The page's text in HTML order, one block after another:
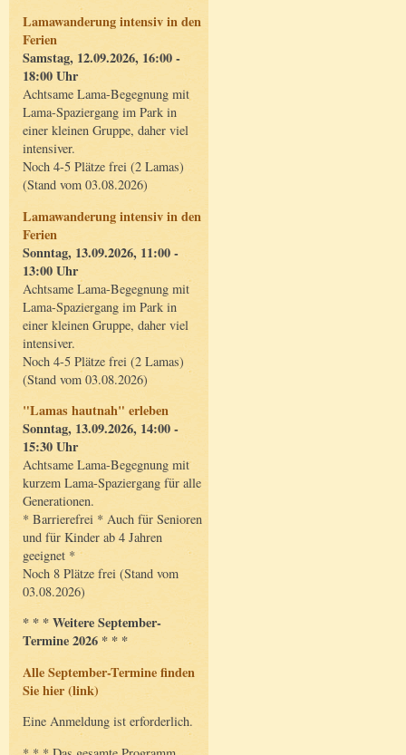
Lamawanderung intensiv in den
Ferien
Samstag, 12.09.2026, 16:00 -
18:00 Uhr
Achtsame Lama-Begegnung mit
Lama-Spaziergang im Park in
einer kleinen Gruppe, daher viel
intensiver.
Noch 4-5 Plätze frei (2 Lamas)
(Stand vom 03.08.2026)
Lamawanderung intensiv in den
Ferien
Sonntag, 13.09.2026, 11:00 -
13:00 Uhr
Achtsame Lama-Begegnung mit
Lama-Spaziergang im Park in
einer kleinen Gruppe, daher viel
intensiver.
Noch 4-5 Plätze frei (2 Lamas)
(Stand vom 03.08.2026)
"Lamas hautnah" erleben
Sonntag, 13.09.2026, 14:00 -
15:30 Uhr
Achtsame Lama-Begegnung mit
kurzem Lama-Spaziergang für alle
Generationen.
* Barrierefrei * Auch für Senioren
und für Kinder ab 4 Jahren
geeignet *
Noch 8 Plätze frei (Stand vom
03.08.2026)
* * * Weitere September-
Termine 2026 * * *
Alle September-Termine finden
Sie hier (link)
Eine Anmeldung ist erforderlich.